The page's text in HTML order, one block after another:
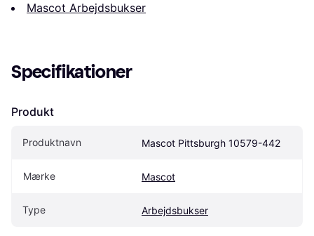
Mascot Arbejdsbukser
Specifikationer
Produkt
Produktnavn Mascot Pittsburgh 10579-442
Mærke Mascot
Type Arbejdsbukser